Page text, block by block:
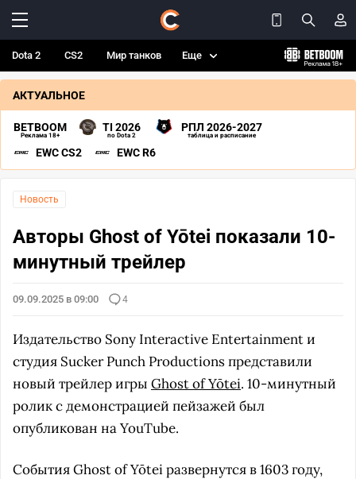
Dota 2 CS2 Мир танков Еще
АКТУАЛЬНОЕ
BETBOOM
Реклама 18+
TI 2026
по Dota 2
РПЛ 2026-2027
таблица и расписание
EWC CS2 EWC R6
Новость
Авторы Ghost of Yōtei показали 10-
минутный трейлер
09.09.2025 в 09:00 4
Издательство Sony Interactive Entertainment и
студия Sucker Punch Productions представили
новый трейлер игры Ghost of Yōtei. 10-минутный
ролик с демонстрацией пейзажей был
опубликован на YouTube.
События Ghost of Yōtei развернутся в 1603 году,